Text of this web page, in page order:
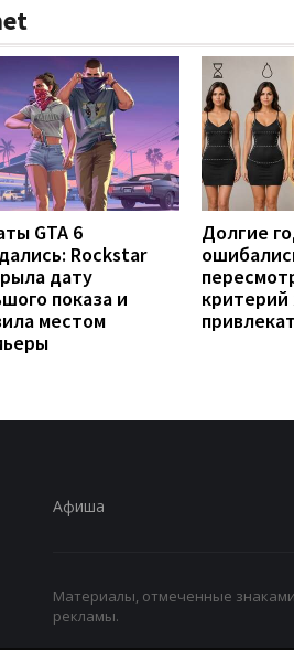
GTA 6
Rockstar
дату
показа и
местом
Долгие
Афиша
Материалы, отмеченные
рекламы.